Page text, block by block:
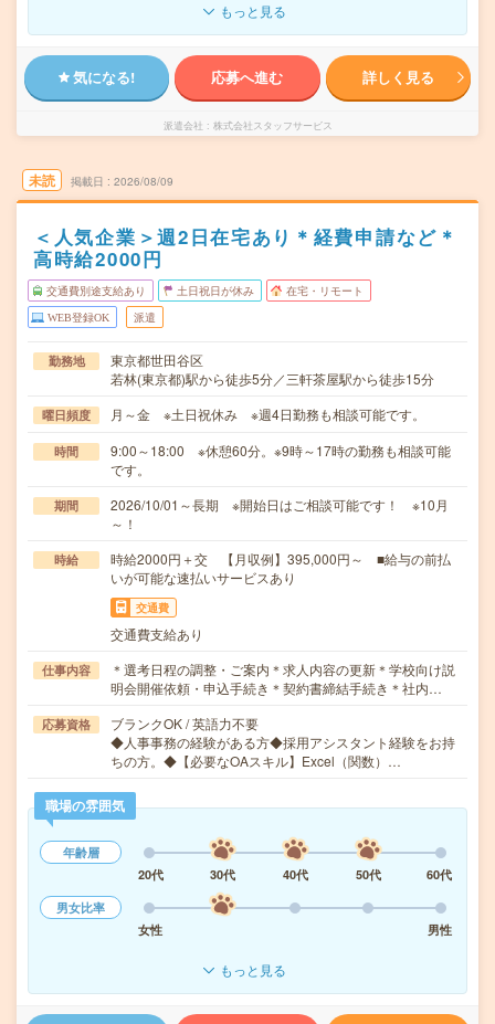
もっと見る
気になる! 応募へ進む 詳しく見る
派遣会社 株式会社スタッフサービス
未読 掲載日 2026/08/09
＜人気企業＞週2日在宅あり＊経費申請など＊
高時給2000円
交通費別途支給あり 土日祝日が休み 在宅・リモート
WEB登録OK 派遣
勤務地
東京都世田谷区
若林(東京都)駅から徒歩5分／三軒茶屋駅から徒歩15分
曜日頻度 月～金 ※土日祝休み ※週4日勤務も相談可能です。
時間
9:00～18:00 ※休憩60分。※9時～17時の勤務も相談可能
です。
期間
2026/10/01～長期 ※開始日はご相談可能です！ ※10月
～！
時給
時給2000円＋交 【月収例】395,000円～ ■給与の前払
いが可能な速払いサービスあり
交通費
交通費支給あり
仕事内容
＊選考日程の調整・ご案内＊求人内容の更新＊学校向け説
明会開催依頼・申込手続き＊契約書締結手続き＊社内…
応募資格
ブランクOK / 英語力不要
◆人事事務の経験がある方◆採用アシスタント経験をお持
ちの方。◆【必要なOAスキル】Excel（関数）…
職場の雰囲気
年齢層
20代
30代 40代 50代
60代
男女比率
女性
男性
もっと見る